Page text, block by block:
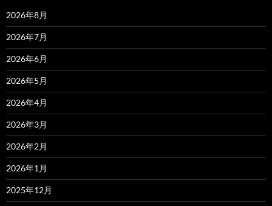
2026年8月
2026年7月
2026年6月
2026年5月
2026年4月
2026年3月
2026年2月
2026年1月
2025年12月